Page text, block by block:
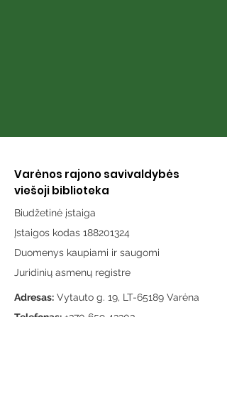
Varėnos rajono savivaldybės
viešoji biblioteka
Biudžetinė įstaiga
Įstaigos kodas 188201324
Duomenys kaupiami ir saugomi
Juridinių asmenų registre
Adresas: Vytauto g. 19, LT-65189 Varėna
Telefonas: +370 659 43303